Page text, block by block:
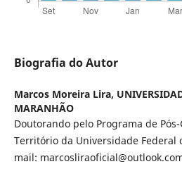
Biografia do Autor
Marcos Moreira Lira,
MARANHÃO
Doutorando pelo Programa de
Território da Universidade Federal
mail: